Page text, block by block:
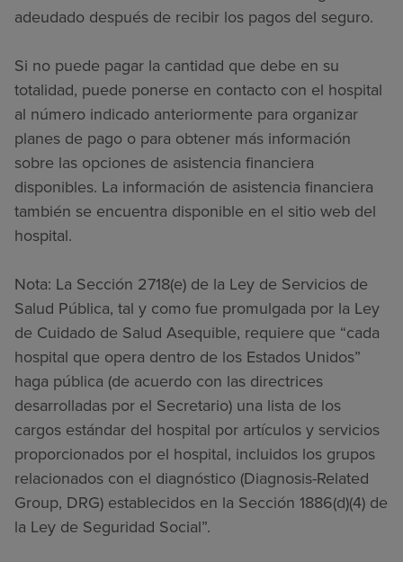
adeudado después de recibir los pagos del seguro.
Si no puede pagar la cantidad que debe en su
totalidad, puede ponerse en contacto con el hospital
al número indicado anteriormente para organizar
planes de pago o para obtener más información
sobre las opciones de asistencia financiera
disponibles. La información de asistencia financiera
también se encuentra disponible en el sitio web del
hospital.
Nota: La Sección 2718(e) de la Ley de Servicios de
Salud Pública, tal y como fue promulgada por la Ley
de Cuidado de Salud Asequible, requiere que “cada
hospital que opera dentro de los Estados Unidos”
haga pública (de acuerdo con las directrices
desarrolladas por el Secretario) una lista de los
cargos estándar del hospital por artículos y servicios
proporcionados por el hospital, incluidos los grupos
relacionados con el diagnóstico (Diagnosis-Related
Group, DRG) establecidos en la Sección 1886(d)(4) de
la Ley de Seguridad Social”.